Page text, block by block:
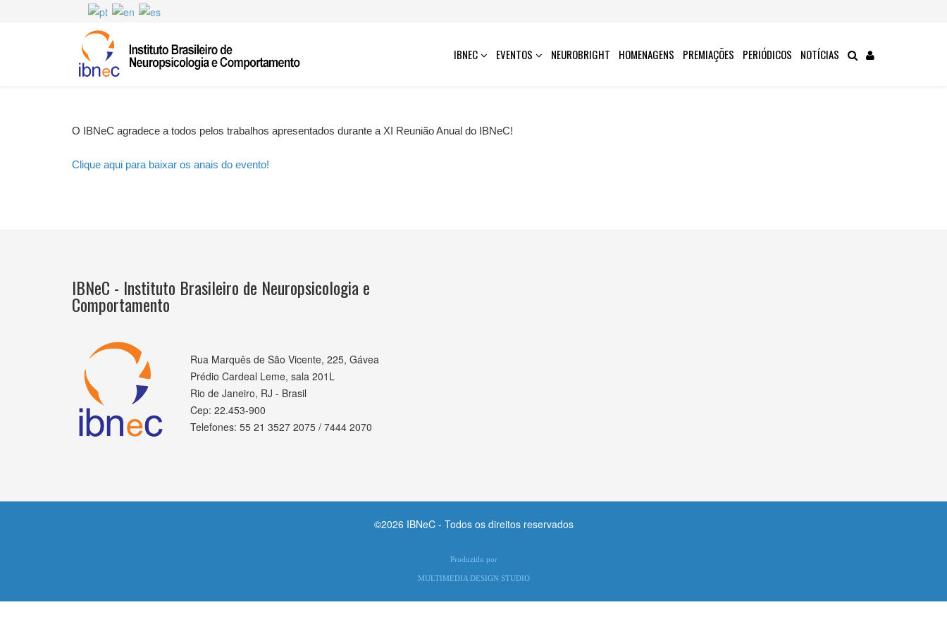
IBNEC EVENTOS NEUROBRIGHT HOMENAGENS PREMIAÇÕES PERIÓDICOS NOTÍCIAS
O IBNeC agradece a todos pelos trabalhos apresentados durante a XI Reunião Anual do IBNeC!
Clique aqui para baixar os anais do evento!
IBNeC - Instituto Brasileiro de Neuropsicologia e
Comportamento
Rua Marquês de São Vicente, 225, Gávea
Prédio Cardeal Leme, sala 201L
Rio de Janeiro, RJ - Brasil
Cep: 22.453-900
Telefones: 55 21 3527 2075 / 7444 2070
©2026 IBNeC - Todos os direitos reservados
Produzido por
MULTIMEDIA DESIGN STUDIO